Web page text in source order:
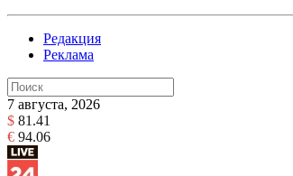
Редакция
Реклама
7 августа, 2026
$ 81.41
€ 94.06